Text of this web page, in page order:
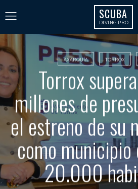
SCUBA
DIVING PRO
AXARQUÍA TORROX
Torrox
millones de
el estreno de su
como municipio
20.000